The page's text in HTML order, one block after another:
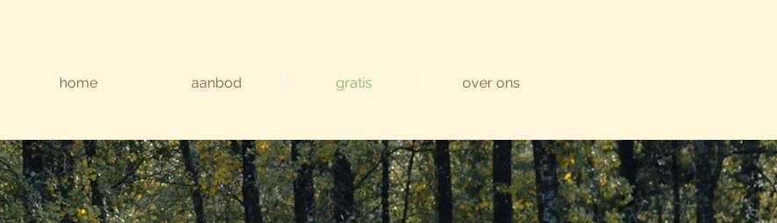
home aanbod gratis over ons